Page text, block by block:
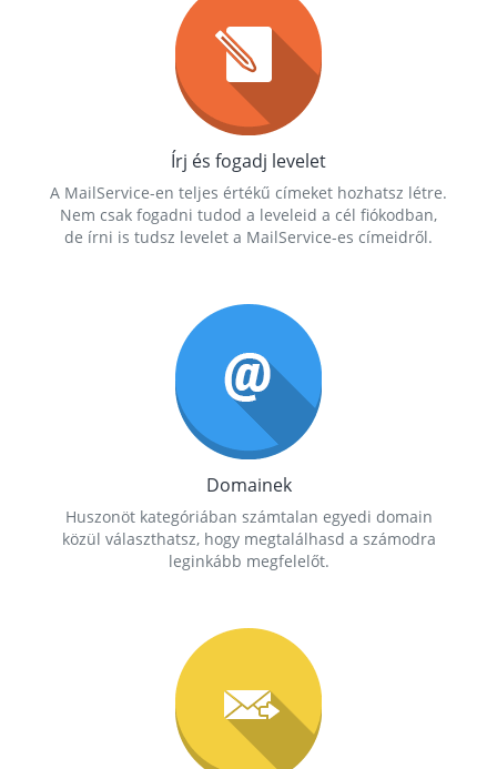
Írj és fogadj levelet
A MailService-en teljes értékű címeket hozhatsz létre.
Nem csak fogadni tudod a leveleid a cél fiókodban,
de írni is tudsz levelet a MailService-es címeidről.
Domainek
Huszonöt kategóriában számtalan egyedi domain
közül választhatsz, hogy megtalálhasd a számodra
leginkább megfelelőt.